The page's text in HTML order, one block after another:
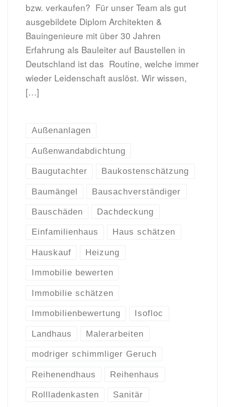
bzw. verkaufen? Für unser Team als gut
ausgebildete Diplom Architekten &
Bauingenieure mit über 30 Jahren
Erfahrung als Bauleiter auf Baustellen in
Deutschland ist das Routine, welche immer
wieder Leidenschaft auslöst. Wir wissen,
[…]
Außenanlagen
Außenwandabdichtung
Baugutachter Baukostenschätzung
Baumängel Bausachverständiger
Bauschäden Dachdeckung
Einfamilienhaus Haus schätzen
Hauskauf Heizung
Immobilie bewerten
Immobilie schätzen
Immobilienbewertung Isofloc
Landhaus Malerarbeiten
modriger schimmliger Geruch
Reihenendhaus Reihenhaus
Rollladenkasten Sanitär